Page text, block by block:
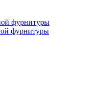
фурнитуры
фурнитуры